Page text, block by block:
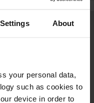
About
your personal data,
such as cookies to
device in order to
à la ville
?